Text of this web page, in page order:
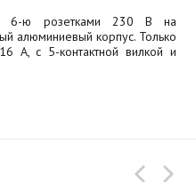
с 6-ю розетками 230 В на
алюминиевый корпус. Только
А, с 5-контактной вилкой и